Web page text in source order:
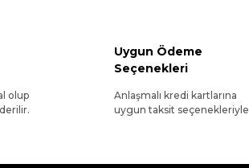
olup
Uygun Ödeme
Seçenekleri
Anlaşmalı kredi kartlarına
uygun taksit seçenekleriyle